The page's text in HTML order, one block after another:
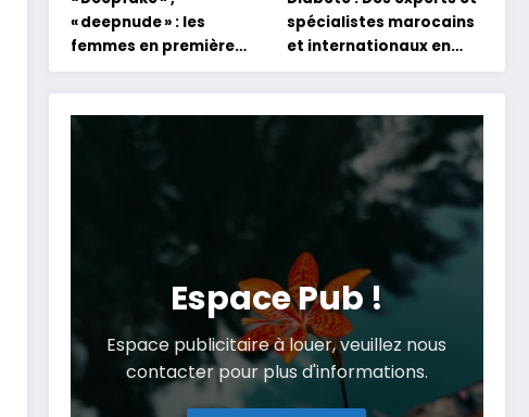
« deepnude » : les
femmes en première
ligne face aux dangers
de l’intelligence
artificielle
spécialistes marocains
et internationaux en
conclave à Tanger
Espace Pub !
Espace publicitaire à louer, veuillez nous
contacter pour plus d'informations.